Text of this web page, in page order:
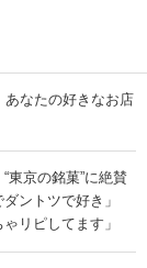
なたの好きなお店
東京の銘菓”に絶賛
ントツで好き」
リピしてます」